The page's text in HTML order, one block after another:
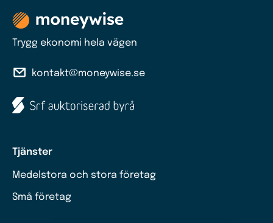
Trygg ekonomi hela vägen
kontakt@moneywise.se
Tjänster
Medelstora och stora företag
Små företag